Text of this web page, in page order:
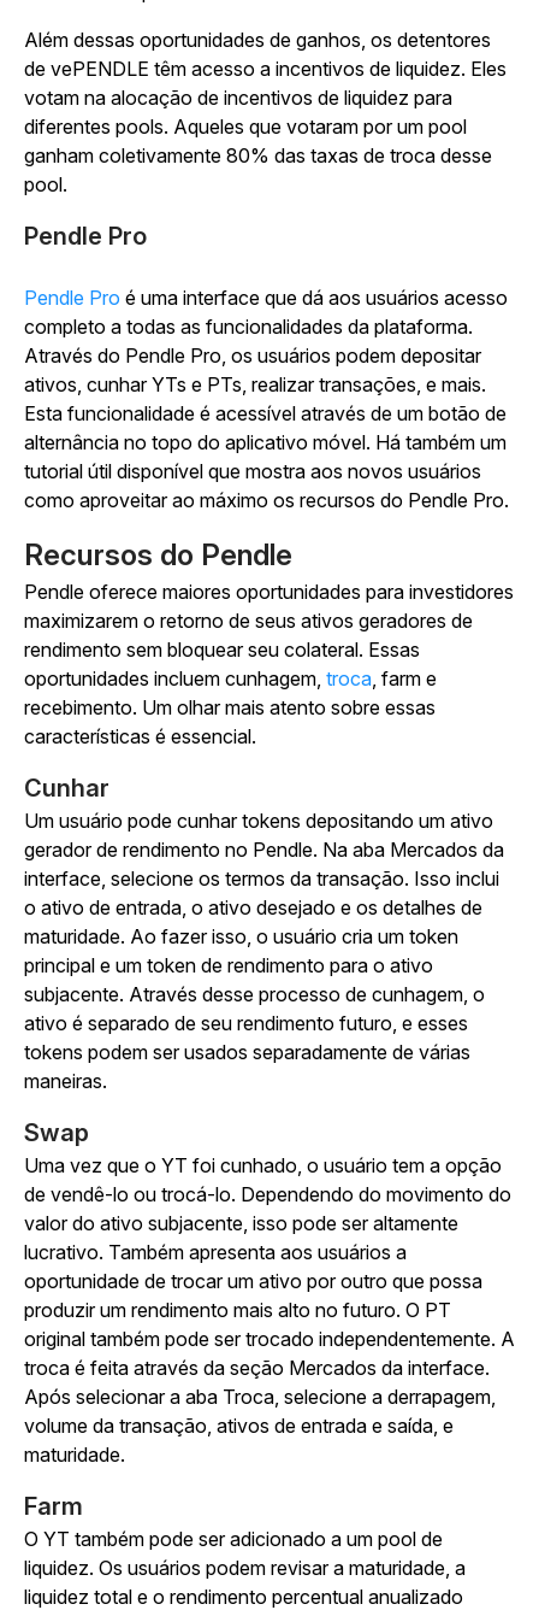
Além dessas oportunidades de ganhos, os detentores
de vePENDLE têm acesso a incentivos de liquidez. Eles
votam na alocação de incentivos de liquidez para
diferentes pools. Aqueles que votaram por um pool
ganham coletivamente 80% das taxas de troca desse
pool.
Pendle Pro
Pendle Pro é uma interface que dá aos usuários acesso
completo a todas as funcionalidades da plataforma.
Através do Pendle Pro, os usuários podem depositar
ativos, cunhar YTs e PTs, realizar transações, e mais.
Esta funcionalidade é acessível através de um botão de
alternância no topo do aplicativo móvel. Há também um
tutorial útil disponível que mostra aos novos usuários
como aproveitar ao máximo os recursos do Pendle Pro.
Recursos do Pendle
Pendle oferece maiores oportunidades para investidores
maximizarem o retorno de seus ativos geradores de
rendimento sem bloquear seu colateral. Essas
oportunidades incluem cunhagem, troca, farm e
recebimento. Um olhar mais atento sobre essas
características é essencial.
Cunhar
Um usuário pode cunhar tokens depositando um ativo
gerador de rendimento no Pendle. Na aba Mercados da
interface, selecione os termos da transação. Isso inclui
o ativo de entrada, o ativo desejado e os detalhes de
maturidade. Ao fazer isso, o usuário cria um token
principal e um token de rendimento para o ativo
subjacente. Através desse processo de cunhagem, o
ativo é separado de seu rendimento futuro, e esses
tokens podem ser usados separadamente de várias
maneiras.
Swap
Uma vez que o YT foi cunhado, o usuário tem a opção
de vendê-lo ou trocá-lo. Dependendo do movimento do
valor do ativo subjacente, isso pode ser altamente
lucrativo. Também apresenta aos usuários a
oportunidade de trocar um ativo por outro que possa
produzir um rendimento mais alto no futuro. O PT
original também pode ser trocado independentemente. A
troca é feita através da seção Mercados da interface.
Após selecionar a aba Troca, selecione a derrapagem,
volume da transação, ativos de entrada e saída, e
maturidade.
Farm
O YT também pode ser adicionado a um pool de
liquidez. Os usuários podem revisar a maturidade, a
liquidez total e o rendimento percentual anualizado